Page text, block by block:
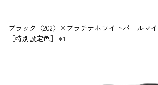
ブラック〈202〉×プラチナホワイトパールマイ
［特別設定色］
＊1